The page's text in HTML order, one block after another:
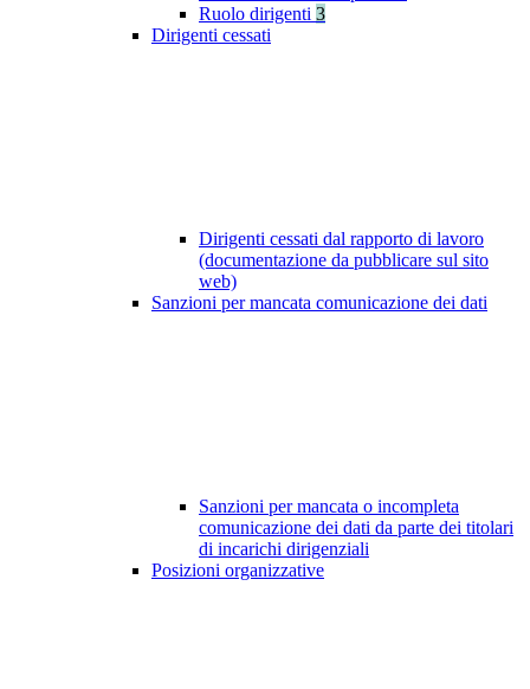
Ruolo dirigenti 3
Dirigenti cessati
Dirigenti cessati dal rapporto di lavoro
(documentazione da pubblicare sul sito
web)
Sanzioni per mancata comunicazione dei dati
Sanzioni per mancata o incompleta
comunicazione dei dati da parte dei titolari
di incarichi dirigenziali
Posizioni organizzative